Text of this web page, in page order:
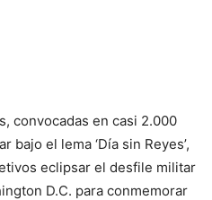
convocadas en casi 2.000
el lema ‘Día sin Reyes’,
eclipsar el desfile militar
D.C. para conmemorar